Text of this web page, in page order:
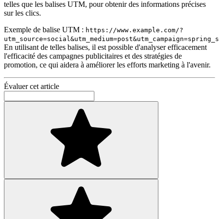
telles que les balises UTM, pour obtenir des informations précises
sur les clics.
Exemple de balise UTM : https://www.example.com/?
En utilisant de telles balises, il est possible d'analyser efficacement
l'efficacité des campagnes publicitaires et des stratégies de
promotion, ce qui aidera à améliorer les efforts marketing à l'avenir.
Évaluer cet article